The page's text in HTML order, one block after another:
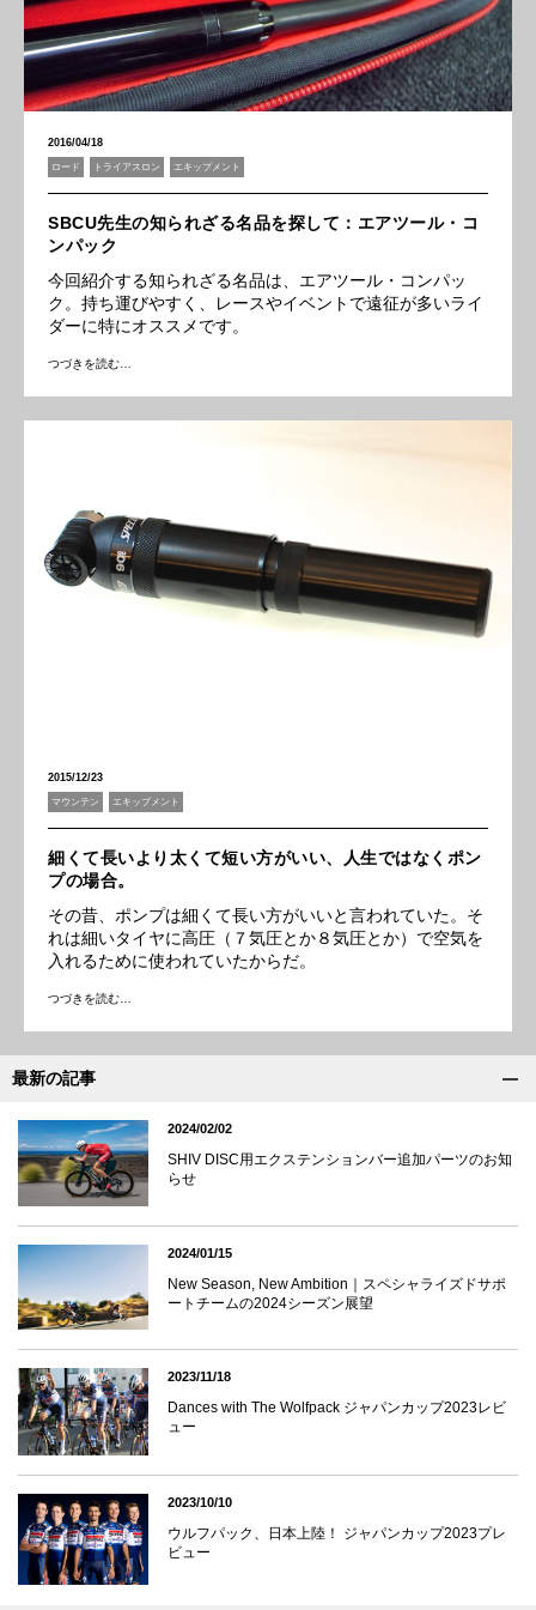
2016/04/18
ロード トライアスロン エキップメント
SBCU先生の知られざる名品を探して：エアツール・コ
ンパック
今回紹介する知られざる名品は、エアツール・コンパッ
ク。持ち運びやすく、レースやイベントで遠征が多いライ
ダーに特にオススメです。
つづきを読む…
2015/12/23
マウンテン エキップメント
細くて長いより太くて短い方がいい、人生ではなくポン
プの場合。
その昔、ポンプは細くて長い方がいいと言われていた。そ
れは細いタイヤに高圧（７気圧とか８気圧とか）で空気を
入れるために使われていたからだ。
つづきを読む…
最新の記事
2024/02/02
SHIV DISC用エクステンションバー追加パーツのお知
らせ
2024/01/15
New Season, New Ambition｜スペシャライズドサポ
ートチームの2024シーズン展望
2023/11/18
Dances with The Wolfpack ジャパンカップ2023レビ
ュー
2023/10/10
ウルフパック、日本上陸！ ジャパンカップ2023プレ
ビュー